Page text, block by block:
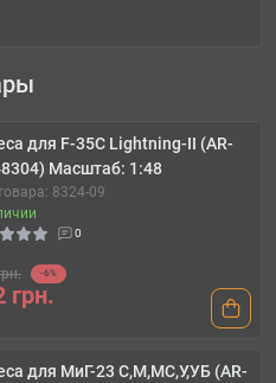
для F-35C Lightning-II (AR-
Масштаб: 1:48
8324-09
0
-6%
грн.
для МиГ-23 С,М,МС,У,УБ (AR-